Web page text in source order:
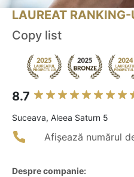
LAUREAT
Copy list
8.7
Suceava, Aleea Saturn 5
Afișează numărul
Despre companie: